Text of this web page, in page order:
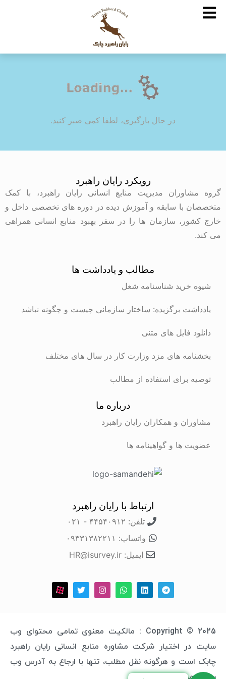
در حال بارگیری، لطفا کمی صبر کنید.
رویکرد رایان راهبرد
گروه مشاوران مدیریت منابع انسانی رایان راهبرد، با کمک
متخصصان با سابقه و آموزش دیده در دوره های تخصصی داخل و
خارج کشور، سازمان ها را در سفر بهبود منابع انسانی همراهی
می کند.
مطالب و یادداشت ها
شیوه خرید شناسنامه شغل
یادداشت برگزیده: ساختار سازمانی چیست و چگونه نباشد
دانلود فایل های متنی
بخشنامه های مزد وزارت کار در سال های مختلف
توصیه برای استفاده از مطالب
درباره ما
مشاوران و همکاران رایان راهبرد
عضویت ها و گواهینامه ها
ارتباط با رایان راهبرد
تلفن: ۴۴۵۴۰۹۱۲ - ۰۲۱
واتساپ: ۰۹۳۳۱۳۸۲۲۱۱
ایمیل: HR@isurvey.ir
Copyright © 2025 : مالکیت معنوی تمامی محتوای وب
سایت در اختیار شرکت مشاوره منابع انسانی رایان راهبرد
چابک است و هرگونه نقل مطلب، تنها با ارجاع به آدرس وب